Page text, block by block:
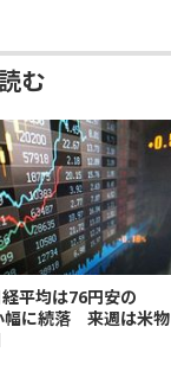
む
経平均は76円安の
幅に続落 来週は米物